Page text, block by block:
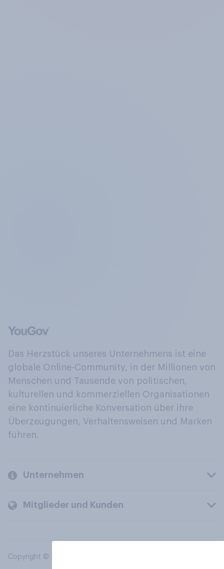
Das Herzstück unseres Unternehmens ist eine
globale Online-Community, in der Millionen von
Menschen und Tausende von politischen,
kulturellen und kommerziellen Organisationen
eine kontinuierliche Konversation über ihre
Überzeugungen, Verhaltensweisen und Marken
führen.
Unternehmen
Mitglieder und Kunden
Copyright © 2026 YouGov PLC. Alle Rechte vorbehalten.